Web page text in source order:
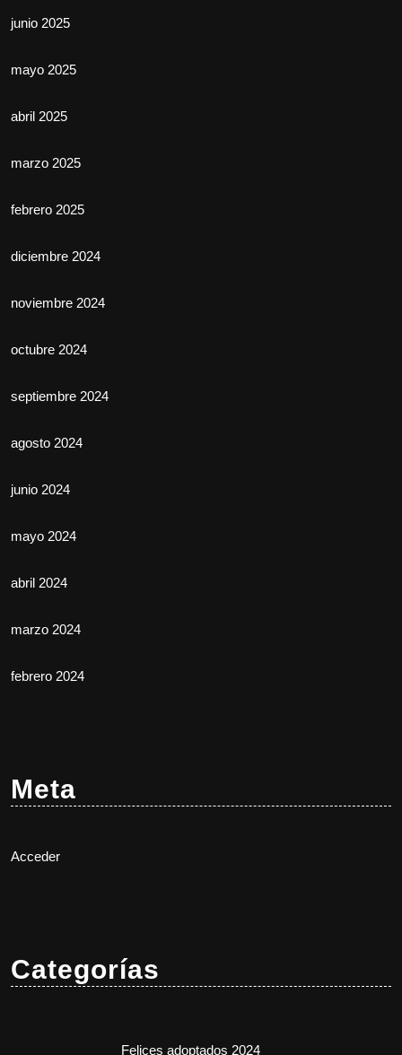
junio 2025
mayo 2025
abril 2025
marzo 2025
febrero 2025
diciembre 2024
noviembre 2024
octubre 2024
septiembre 2024
agosto 2024
junio 2024
mayo 2024
abril 2024
marzo 2024
febrero 2024
Meta
Acceder
Categorías
Felices adoptados 2024